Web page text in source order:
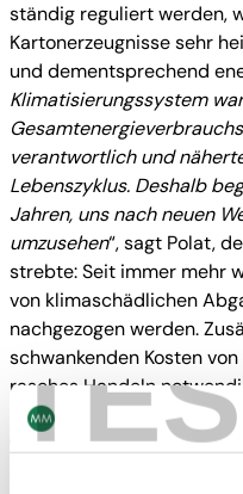
ständig reguliert werden,
Kartonerzeugnisse sehr
und dementsprechend
Klimatisierungssystem
verantwortlich und
Lebenszyklus. Deshalb
Jahren, uns nach neuen
umzusehen“, sagt Polat,
strebte: Seit immer mehr
von klimaschädlichen
nachgezogen werden.
schwankenden Kosten
rasches Handeln
Das